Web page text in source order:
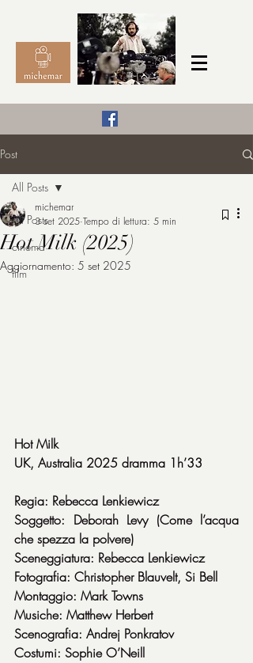
michemar
Post
All Posts
cinema
film
All Posts
Hot Milk (2025)
michemar
3 set 2025 Tempo di lettura: 5 min
Aggiornamento: 5 set 2025
Hot Milk
UK, Australia 2025 dramma 1h’33
Regia: Rebecca Lenkiewicz
Soggetto: Deborah Levy (Come l’acqua
che spezza la polvere)
Sceneggiatura: Rebecca Lenkiewicz
Fotografia: Christopher Blauvelt, Si Bell
Montaggio: Mark Towns
Musiche: Matthew Herbert
Scenografia: Andrej Ponkratov
Costumi: Sophie O’Neill